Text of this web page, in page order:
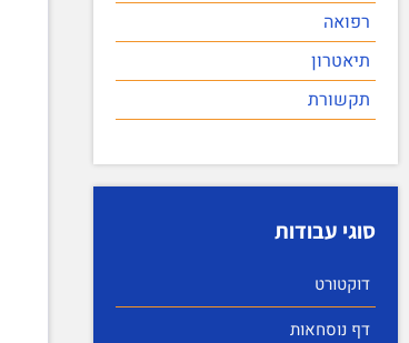
רפואה
תיאטרון
תקשורת
סוגי עבודות
דוקטורט
דף נוסחאות